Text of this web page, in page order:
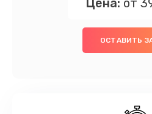
Цена: от
ОСТАВИТЬ